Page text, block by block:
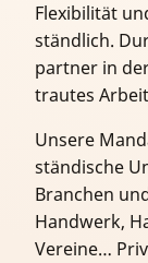
Flexibilität
ständlich.
partner in
trautes
Unsere
ständische
Branchen
Hand­werk,
Vereine…